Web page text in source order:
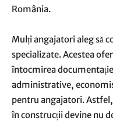
România.
Mulți angajatori aleg să
specializate. Acestea
întocmirea
administrative,
pentru angajatori.
în construcții devine nu